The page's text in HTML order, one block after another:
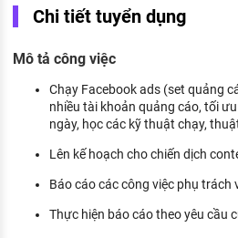
Tử vi nghề nghiệp
Kỹ năng nghề nghiệp
HƯỚNG NGHIỆP VIỆC LÀM
Xu hướng việc làm
Chi tiết tuyển dụng
Mô tả công việc
Chạy Facebook ads (set quảng
nhiều tài khoản quảng cáo, tối
ngày, học các kỹ thuật chạy,
Lên kế hoạch cho chiến dịch
Báo cáo các công việc phụ trách
Thực hiện báo cáo theo yêu cầu